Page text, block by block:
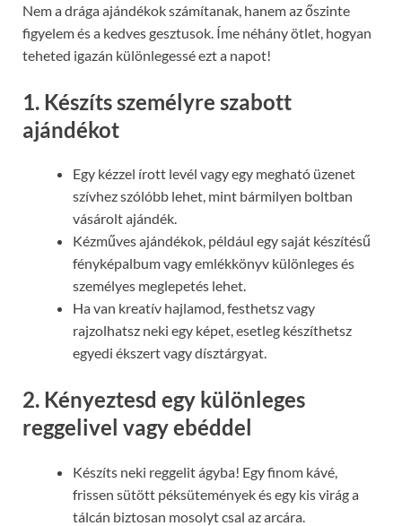
Nem a drága ajándékok számítanak, hanem az őszinte
figyelem és a kedves gesztusok. Íme néhány ötlet, hogyan
teheted igazán különlegessé ezt a napot!
1. Készíts személyre szabott
ajándékot
Egy kézzel írott levél vagy egy megható üzenet
szívhez szólóbb lehet, mint bármilyen boltban
vásárolt ajándék.
Kézműves ajándékok, például egy saját készítésű
fényképalbum vagy emlékkönyv különleges és
személyes meglepetés lehet.
Ha van kreatív hajlamod, festhetsz vagy
rajzolhatsz neki egy képet, esetleg készíthetsz
egyedi ékszert vagy dísztárgyat.
2. Kényeztesd egy különleges
reggelivel vagy ebéddel
Készíts neki reggelit ágyba! Egy finom kávé,
frissen sütött péksütemények és egy kis virág a
tálcán biztosan mosolyt csal az arcára.